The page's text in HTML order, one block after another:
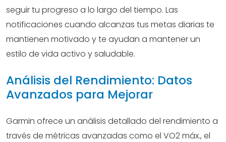
seguir tu progreso a lo largo del tiempo. Las
notificaciones cuando alcanzas tus metas diarias te
mantienen motivado y te ayudan a mantener un
estilo de vida activo y saludable.
Análisis del Rendimiento: Datos
Avanzados para Mejorar
Garmin ofrece un análisis detallado del rendimiento a
través de métricas avanzadas como el VO2 máx., el